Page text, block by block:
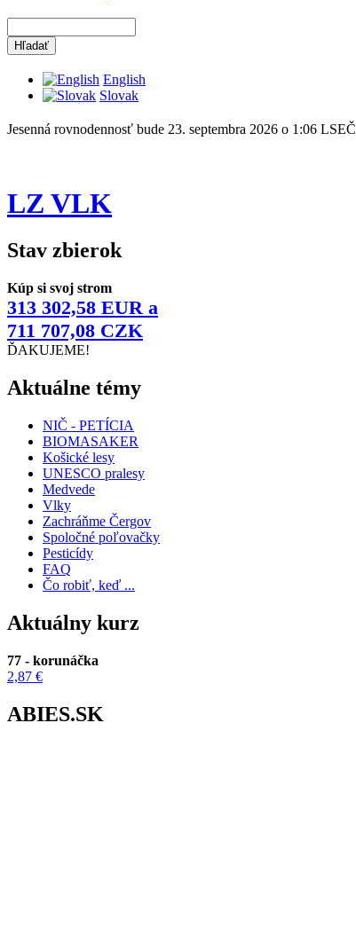
English
Slovak
Jesenná rovnodennosť bude 23. septembra 2026 o 1:06 LSEČ
LZ VLK
Stav zbierok
Kúp si svoj strom
313 302,58 EUR a
711 707,08 CZK
ĎAKUJEME!
Aktuálne témy
NIČ - PETÍCIA
BIOMASAKER
Košické lesy
UNESCO pralesy
Medvede
Vlky
Zachráňme Čergov
Spoločné poľovačky
Pesticídy
FAQ
Čo robiť, keď ...
Aktuálny kurz
77 - korunáčka
2,87 €
ABIES.SK